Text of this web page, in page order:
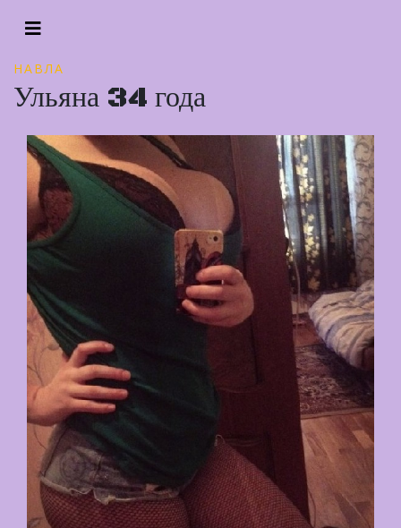
НАВЛА
Ульяна 34 года